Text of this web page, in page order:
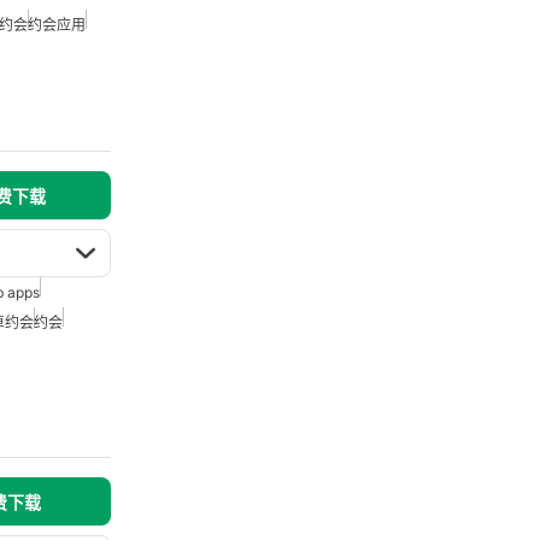
会约会应用
下载
apps
约会约会
下载